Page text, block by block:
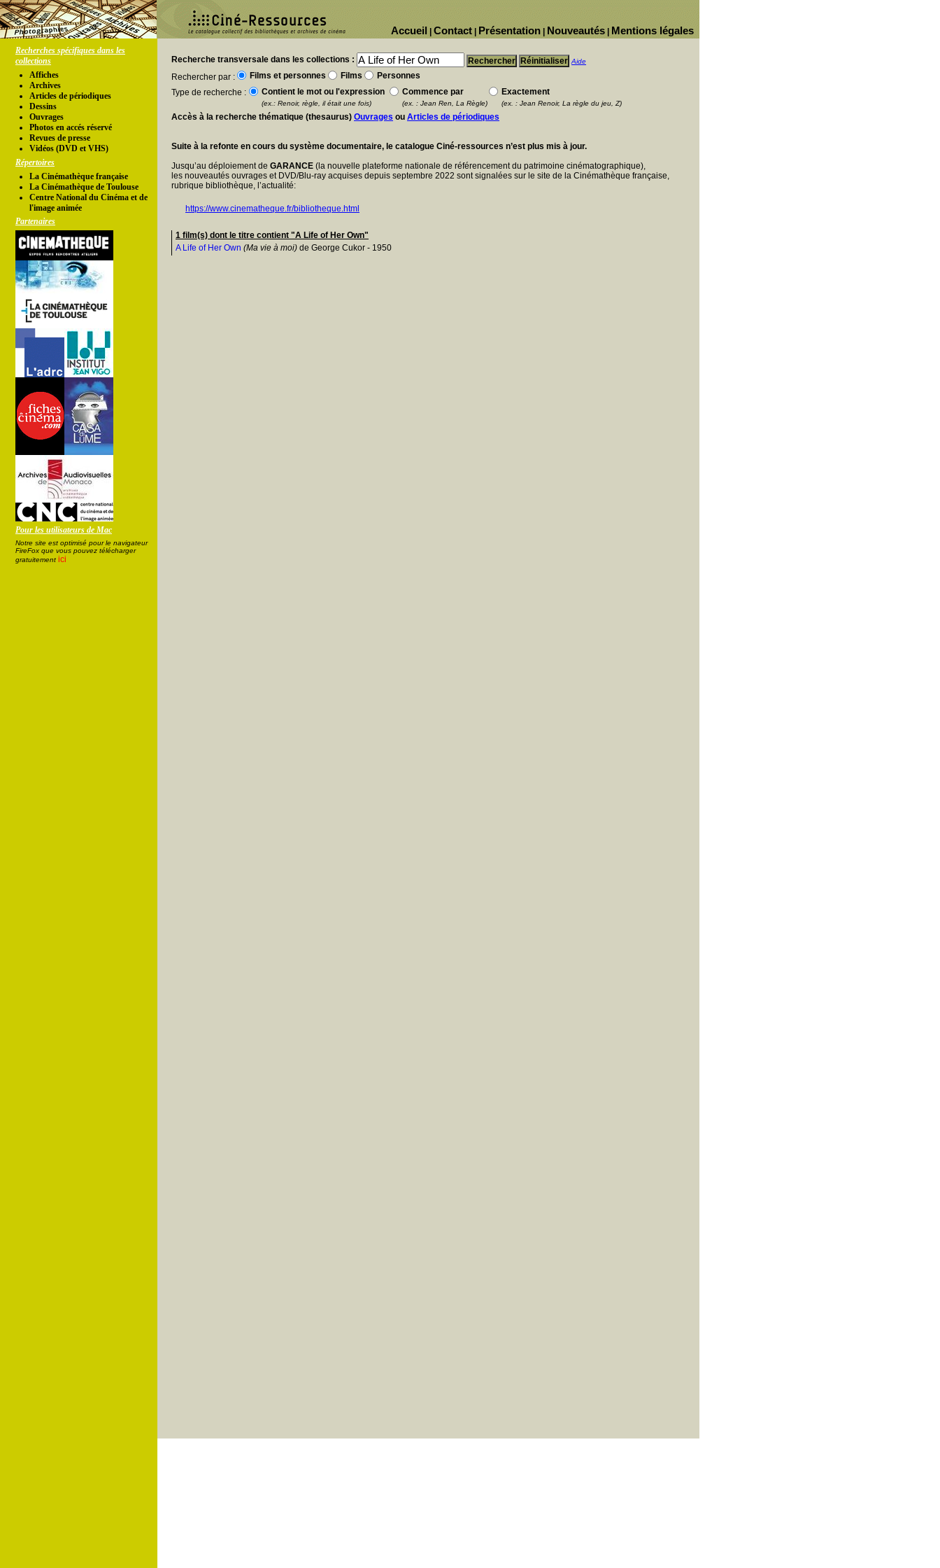
Mentions légales
Nouveautés
Présentation
Contact
Accueil
Recherches spécifiques dans les
collections
Affiches
Archives
Articles de périodiques
Dessins
Ouvrages
Photos en accés réservé
Revues de presse
Vidéos (DVD et VHS)
Répertoires
La Cinémathèque française
La Cinémathèque de Toulouse
Centre National du Cinéma et de
l'image animée
Partenaires
Pour les utilisateurs de Mac
Notre site est optimisé pour le navigateur
FireFox que vous pouvez télécharger
gratuitement ici
Recherche transversale dans les collections : Aide
Rechercher par : Films et personnes Films
Personnes
Type de recherche :
Contient le mot ou l'expression Commence par Exactement
(ex.: Renoir, règle, il était une fois) (ex. : Jean Ren, La Règle) (ex. : Jean Renoir, La règle du jeu, Z)
Accès à la recherche thématique (thesaurus) Ouvrages ou Articles de périodiques
Suite à la refonte en cours du système documentaire, le catalogue Ciné-ressources n’est plus mis à jour.
Jusqu’au déploiement de GARANCE (la nouvelle plateforme nationale de référencement du patrimoine cinématographique),
les nouveautés ouvrages et DVD/Blu-ray acquises depuis septembre 2022 sont signalées sur le site de la Cinémathèque française,
rubrique bibliothèque, l’actualité:
https://www.cinematheque.fr/bibliotheque.html
1 film(s) dont le titre contient "A Life of Her Own"
A Life of Her Own (Ma vie à moi) de George Cukor - 1950